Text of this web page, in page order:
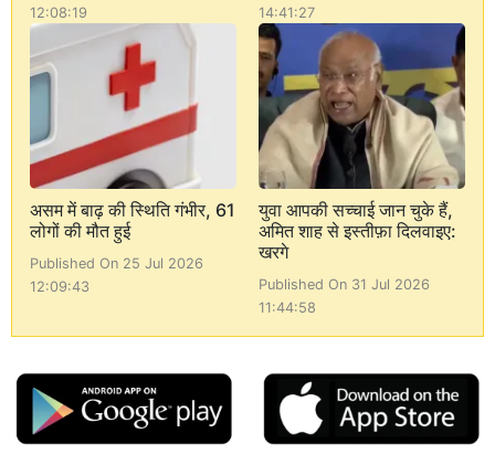
12:08:19
14:41:27
असम में बाढ़ की स्थिति गंभीर, 61
लोगों की मौत हुई
Published On 25 Jul 2026
12:09:43
युवा आपकी सच्चाई जान चुके हैं,
अमित शाह से इस्तीफ़ा दिलवाइए:
खरगे
Published On 31 Jul 2026
11:44:58